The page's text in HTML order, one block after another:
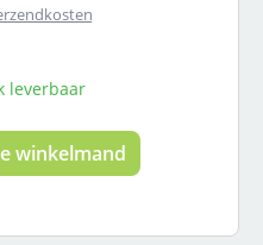
leverbaar
Voer de
winkelmand